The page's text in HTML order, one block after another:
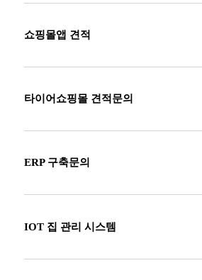
쇼핑몰앱 견적
타이어쇼핑몰 견적문의
ERP 구축문의
IOT 집 관리 시스템